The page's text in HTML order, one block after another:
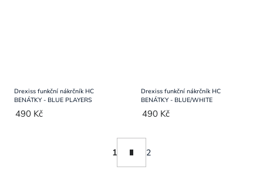
Drexiss funkční nákrčník HC
BENÁTKY - BLUE PLAYERS
490 Kč
Drexiss funkční nákrčník HC
BENÁTKY - BLUE/WHITE
490 Kč
1 2